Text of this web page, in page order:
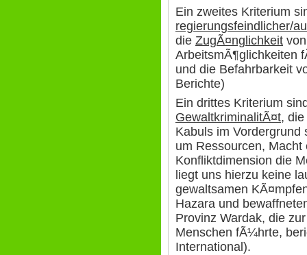
Ein zweites Kriterium
regierungsfeindlicher/
die ZugÃ¤nglichkeit
ArbeitsmÃ¶glichkeiten
und die Befahrbarkeit
Berichte)
Ein drittes Kriterium
GewaltkriminalitÃ¤t,
Kabuls im
um Ressourcen,
Konfliktdimension die
liegt uns hierzu keine
gewaltsamen
Hazara und
Provinz Wardak, die
Menschen fÃ¼hrte,
International).